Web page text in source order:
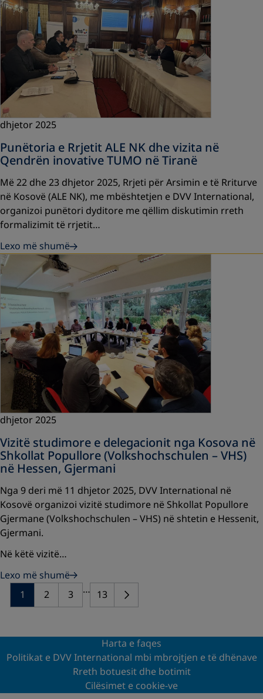
dhjetor 2025
Punëtoria e Rrjetit ALE NK dhe vizita në
Qendrën inovative TUMO në Tiranë
Më 22 dhe 23 dhjetor 2025, Rrjeti për Arsimin e të Rriturve
në Kosovë (ALE NK), me mbështetjen e DVV International,
organizoi punëtori dyditore me qëllim diskutimin rreth
formalizimit të rrjetit…
Lexo më shumë
dhjetor 2025
Vizitë studimore e delegacionit nga Kosova në
Shkollat Popullore (Volkshochschulen – VHS)
në Hessen, Gjermani
Nga 9 deri më 11 dhjetor 2025, DVV International në
Kosovë organizoi vizitë studimore në Shkollat Popullore
Gjermane (Volkshochschulen – VHS) në shtetin e Hessenit,
Gjermani.
Në këtë vizitë…
Lexo më shumë
1
2 3 … 13
Harta e faqes
Politikat e DVV International mbi mbrojtjen e të dhënave
Rreth botuesit dhe botimit
Cilësimet e cookie-ve